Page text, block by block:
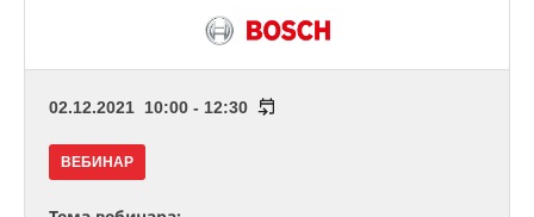
02.12.2021 10:00 - 12:30
ВЕБИНАР